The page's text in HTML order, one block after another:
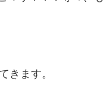
きます。